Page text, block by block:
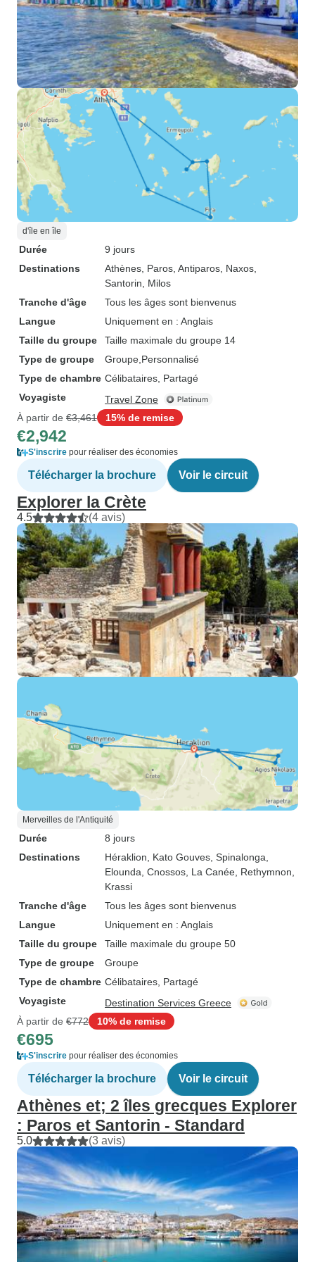
d'île en île
Durée
9 jours
Destinations
Athènes , Paros , Antiparos , Naxos
Santorin , Milos
Tranche d'âge
Tous les âges sont bienvenus
Langue
Uniquement en : Anglais
Taille du groupe
Taille maximale du groupe 14
Type de groupe
Groupe Personnalisé
Type de chambre Célibataires, Partagé
Voyagiste
Travel Zone
À partir de €3,461 15% de remise
€2,942
S'inscrire pour réaliser des économies
Télécharger la brochure Voir le circuit
Explorer la Crète
4.5 (4 avis)
Merveilles de l'Antiquité
Durée
8 jours
Destinations
Héraklion , Kato Gouves , Spinalonga
Elounda , Cnossos , La Canée , Rethymnon
Krassi
Tranche d'âge
Tous les âges sont bienvenus
Langue
Uniquement en : Anglais
Taille du groupe
Taille maximale du groupe 50
Type de groupe
Groupe
Type de chambre Célibataires, Partagé
Voyagiste
Destination Services Greece
À partir de €772 10% de remise
€695
S'inscrire pour réaliser des économies
Télécharger la brochure Voir le circuit
Athènes et; 2 îles grecques Explorer
: Paros et Santorin - Standard
5.0 (3 avis)